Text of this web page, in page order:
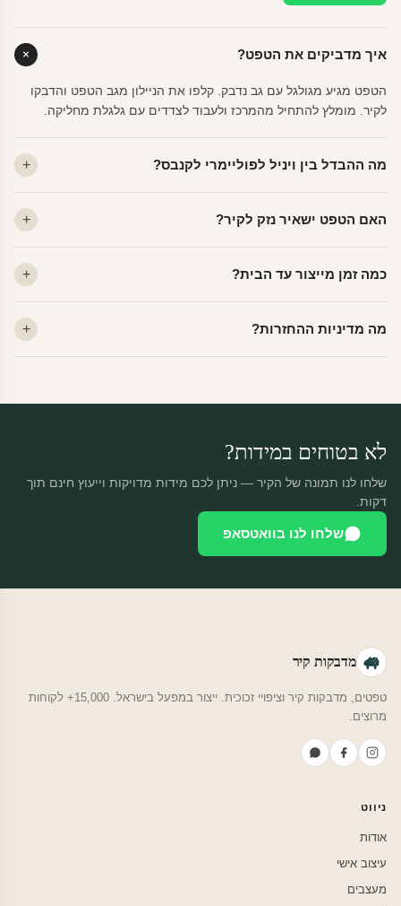
איך מדביקים את הטפט?
הטפט מגיע מגולגל עם גב נדבק. קלפו את הניילון מגב הטפט והדבקו
לקיר. מומלץ להתחיל מהמרכז ולעבוד לצדדים עם גלגלת מחליקה.
מה ההבדל בין ויניל לפוליימרי לקנבס?
פרמיום. קנבס — בד אמנותי יוקרתי, מט.
האם הטפט ישאיר נזק לקיר?
מתאים לקיר מטויח, גבס, קרמיקה וזכוכית.
כמה זמן מייצור עד הבית?
יוצאות באותו יום.
מה מדיניות ההחזרות?
לא בטוחים במידות?
שלחו לנו תמונה של הקיר — ניתן לכם מידות מדויקות וייעוץ חינם תוך
דקות.
שלחו לנו בוואטסאפ
מדבקות קיר
טפטים, מדבקות קיר וציפויי זכוכית. ייצור במפעל בישראל. 15,000+ לקוחות
מרוצים.
ניווט
אודות
עיצוב אישי
מעצבים